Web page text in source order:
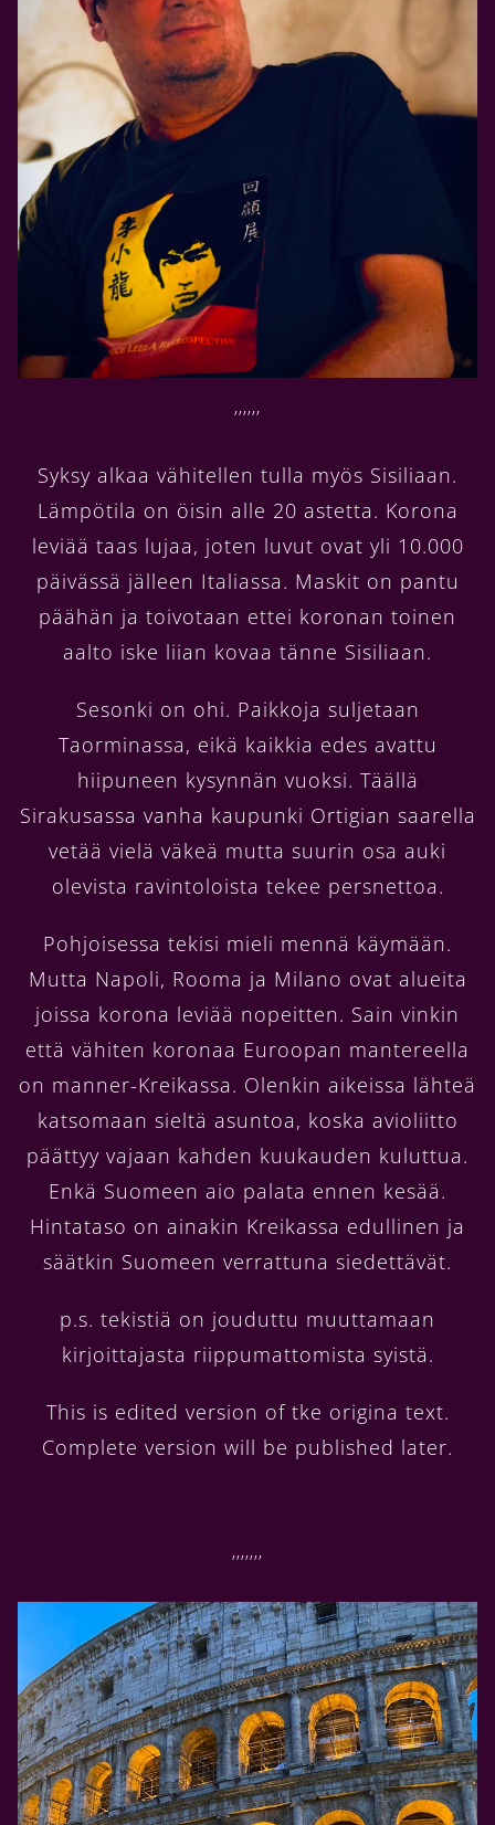
’’’’’’
Syksy alkaa vähitellen tulla myös Sisiliaan.
Lämpötila on öisin alle 20 astetta. Korona
leviää taas lujaa, joten luvut ovat yli 10.000
päivässä jälleen Italiassa. Maskit on pantu
päähän ja toivotaan ettei koronan toinen
aalto iske liian kovaa tänne Sisiliaan.
Sesonki on ohi. Paikkoja suljetaan
Taorminassa, eikä kaikkia edes avattu
hiipuneen kysynnän vuoksi. Täällä
Sirakusassa vanha kaupunki Ortigian saarella
vetää vielä väkeä mutta suurin osa auki
olevista ravintoloista tekee persnettoa.
Pohjoisessa tekisi mieli mennä käymään.
Mutta Napoli, Rooma ja Milano ovat alueita
joissa korona leviää nopeitten. Sain vinkin
että vähiten koronaa Euroopan mantereella
on manner-Kreikassa. Olenkin aikeissa lähteä
katsomaan sieltä asuntoa, koska avioliitto
päättyy vajaan kahden kuukauden kuluttua.
Enkä Suomeen aio palata ennen kesää.
Hintataso on ainakin Kreikassa edullinen ja
säätkin Suomeen verrattuna siedettävät.
p.s. tekistiä on jouduttu muuttamaan
kirjoittajasta riippumattomista syistä.
This is edited version of tke origina text.
Complete version will be published later.
’’’’’’’